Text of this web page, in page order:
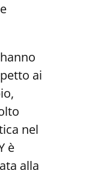
ai
nel
è
alla